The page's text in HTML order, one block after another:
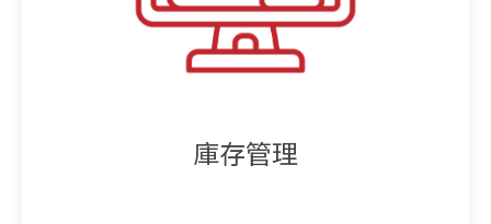
庫存管理